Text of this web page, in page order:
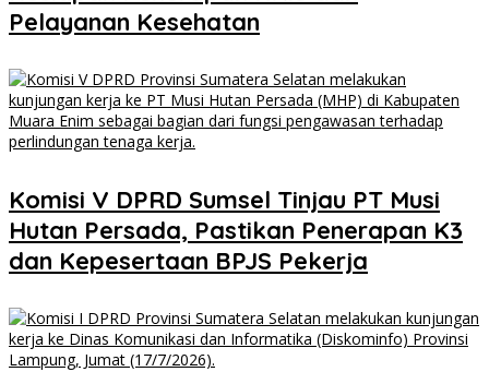
Pelayanan Kesehatan
Komisi V DPRD Sumsel Tinjau PT Musi
Hutan Persada, Pastikan Penerapan K3
dan Kepesertaan BPJS Pekerja